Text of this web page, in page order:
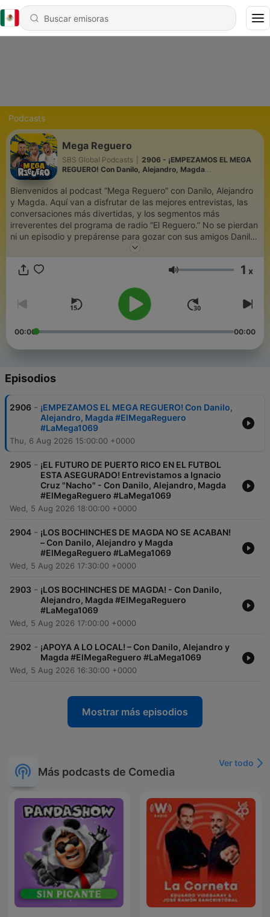
Podcasts
Mega Reguero
SBS Global Podcasts
2906 - ¡EMPEZAMOS EL MEGA
REGUERO! Con Danilo, Alejandro, Magda
Bienvenidos al podcast “Mega Reguero” con Danilo, Alejandro
y Magda. Aquí van a disfrutar de las mejores entrevistas, las
conversaciones más divertidas, y los segmentos más
irreverentes del programa de radio “El Reguero.” No se pierdan
ni un episodio y prepárense para gozar con sus amigos Danilo,
Volumen 1 x
00:00 00:00
Episodios
2906 - ¡EMPEZAMOS EL MEGA REGUERO! Con Danilo,
Alejandro, Magda #ElMegaReguero
#LaMega1069
Thu, 6 Aug 2026 15:00:00 +0000
2905 - ¡EL FUTURO DE PUERTO RICO EN EL FUTBOL
ESTA ASEGURADO! Entrevistamos a Ignacio
Cruz "Nacho" - Con Danilo, Alejandro, Magda
#ElMegaReguero #LaMega1069
Wed, 5 Aug 2026 18:00:00 +0000
2904 - ¡LOS BOCHINCHES DE MAGDA NO SE ACABAN!
– Con Danilo, Alejandro y Magda
#ElMegaReguero #LaMega1069
Wed, 5 Aug 2026 17:30:00 +0000
2903 - ¡LOS BOCHINCHES DE MAGDA! - Con Danilo,
Alejandro, Magda #ElMegaReguero
#LaMega1069
Wed, 5 Aug 2026 17:00:00 +0000
2902 - ¡APOYA A LO LOCAL! – Con Danilo, Alejandro y
Magda #ElMegaReguero #LaMega1069
Wed, 5 Aug 2026 16:30:00 +0000
Mostrar más episodios
Más podcasts de Comedia
Ver todo